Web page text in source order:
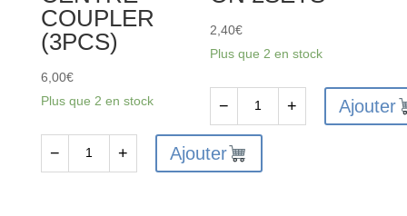
COUPLER
(3PCS)
6,00€
Plus que 2 en stock
− + Ajouter
2,40€
Plus que 2 en stock
de
FTX
− + Ajouter